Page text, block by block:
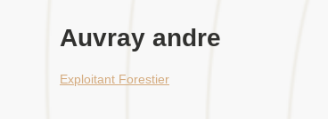
Auvray andre
Exploitant Forestier